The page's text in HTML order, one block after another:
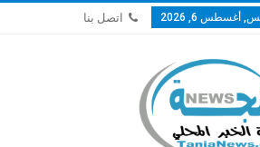
أغسطس 6, 2026 اتصل بنا